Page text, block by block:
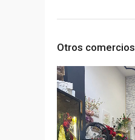
Otros comercios